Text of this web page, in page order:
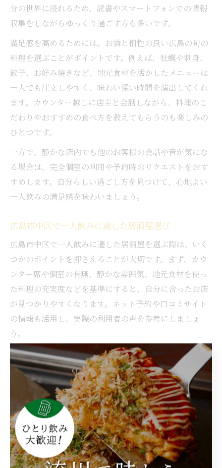
分の世界に浸れるため、読書やスマートフォンでの情報
収集をしながらゆっくり過ごす方も多いです。
満足感を高めるためには、お酒と相性の良い広島の旬の
料理を選ぶことがポイントです。例えば、牡蠣や刺身、
餃子、お好み焼きなど、地元食材を活かしたメニューは
一人でも注文しやすく、味わい深い時間を演出してくれ
ます。カウンター越しに店主と会話しながら、料理のこ
だわりやおすすめの食べ方を教えてもらうのも楽しみの
ひとつです。
一方で、静かな店内でも他のお客様の会話や音が気にな
る場合は、完全個室の利用や予約時のリクエストをおす
すめします。自分らしい過ごし方を見つけて、心地よい
一人飲みの満足感を味わいましょう。
広島市中区で一人飲みに適した居酒屋選び
広島市中区で一人飲みに適した居酒屋を選ぶ際は、いく
つかのポイントを押さえることが大切です。まず、カウ
ンター席や個室の有無、静かな雰囲気、地元食材を使っ
た料理の充実度などを基準にすると、自分に合ったお店
が見つかりやすくなります。ネット予約や口コミサイト
の情報も活用し、実際の利用者の声を参考にしましょ
う。
代表的なエリアとしては、本通や八丁堀、袋町、流川な
どがあり、それぞれに特色ある居酒屋が並んでいます。
女性の一人飲みや初めての方にも安心な、明るく清潔感
のある店舗も増加中です。特に、広島名物や海鮮料理に
こだわった店は、一人でも満足できるラインナップが魅
力です。
注意点として、人気店は営業時間や混雑状況により入店
が難しい場合があるため、事前の予約や混雑を避けた時